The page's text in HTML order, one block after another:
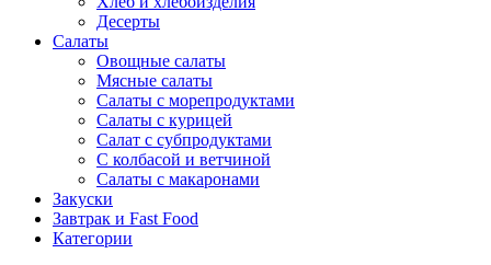
Десерты
Салаты
Овощные салаты
Мясные салаты
Салаты с морепродуктами
Салаты с курицей
Салат с субпродуктами
С колбасой и ветчиной
Салаты с макаронами
Закуски
Завтрак и Fast Food
Категории